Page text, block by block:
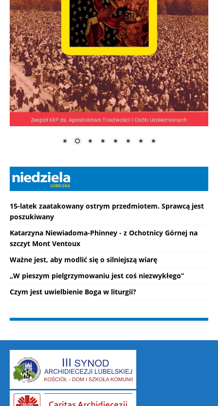
15-latek zaatakowany ostrym przedmiotem. Sprawcą jest
poszukiwany
Katarzyna Niewiadoma-Phinney - z Ochotnicy Górnej na
szczyt Mont Ventoux
Ważne jest, aby modlić się o silniejszą wiarę
„W pieszym pielgrzymowaniu jest coś niezwykłego”
Czym jest uwielbienie Boga w liturgii?